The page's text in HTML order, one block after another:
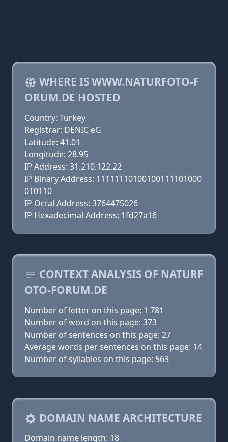
WHERE IS WWW.NATURFOTO-F
ORUM.DE HOSTED
Country: Turkey
Registrar: DENIC eG
Latitude: 41.01
Longitude: 28.95
IP Address: 31.210.122.22
IP Binary Address: 11111110100100111101000
010110
IP Octal Address: 3764475026
IP Hexadecimal Address: 1fd27a16
CONTEXT ANALYSIS OF NATURF
OTO-FORUM.DE
Number of letter on this page: 1 781
Number of word on this page: 373
Number of sentences on this page: 27
Average words per sentences on this page: 14
Number of syllables on this page: 563
DOMAIN NAME ARCHITECTURE
Domain name length: 18